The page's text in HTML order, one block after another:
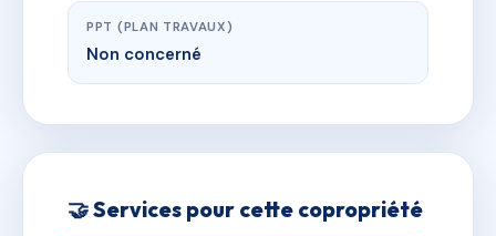
PPT (PLAN TRAVAUX)
Non concerné
🤝 Services pour cette copropriété